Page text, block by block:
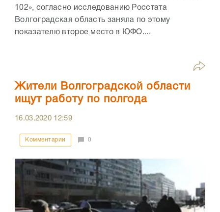
102», согласно исследованию Росстата
Волгоградская область заняла по этому
показателю второе место в ЮФО....
Жители Волгоградской области
ищут работу по полгода
16.03.2020 12:59
Комментарии 0